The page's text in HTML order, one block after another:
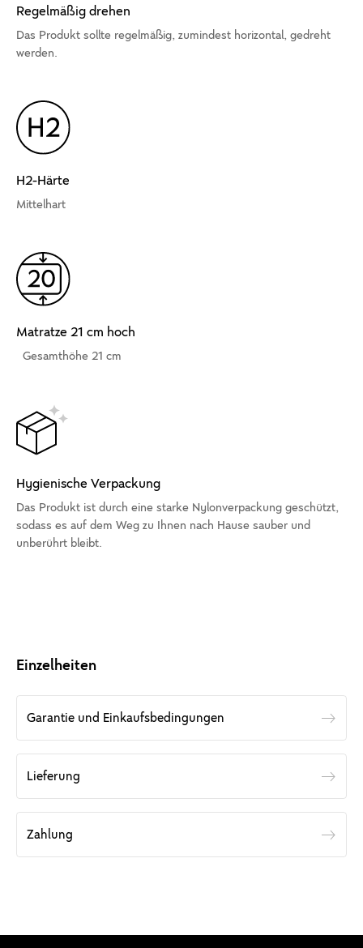
Regelmäßig drehen
Das Produkt sollte regelmäßig, zumindest horizontal, gedreht
werden.
H2-Härte
Mittelhart
Matratze 21 cm hoch
Gesamthöhe 21 cm
Hygienische Verpackung
Das Produkt ist durch eine starke Nylonverpackung geschützt,
sodass es auf dem Weg zu Ihnen nach Hause sauber und
unberührt bleibt.
Einzelheiten
Garantie und Einkaufsbedingungen
Lieferung
Zahlung